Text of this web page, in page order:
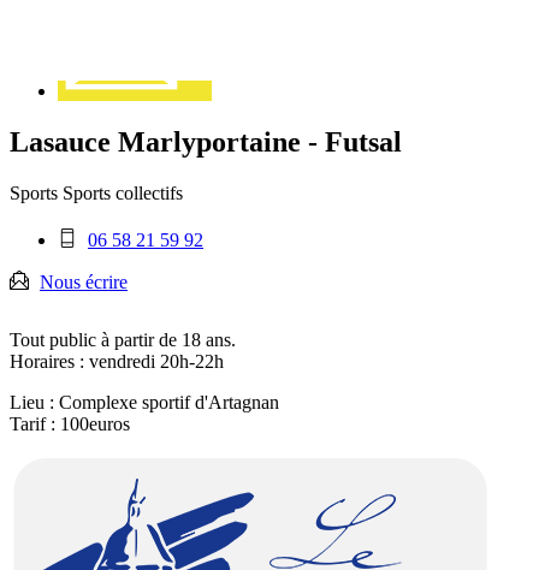
Lasauce Marlyportaine - Futsal
Sports Sports collectifs
Téléphone
:
06 58 21 59 92
Nous écrire
Tout public à partir de 18 ans.
Horaires : vendredi 20h-22h
Lieu : Complexe sportif d'Artagnan
Tarif : 100euros